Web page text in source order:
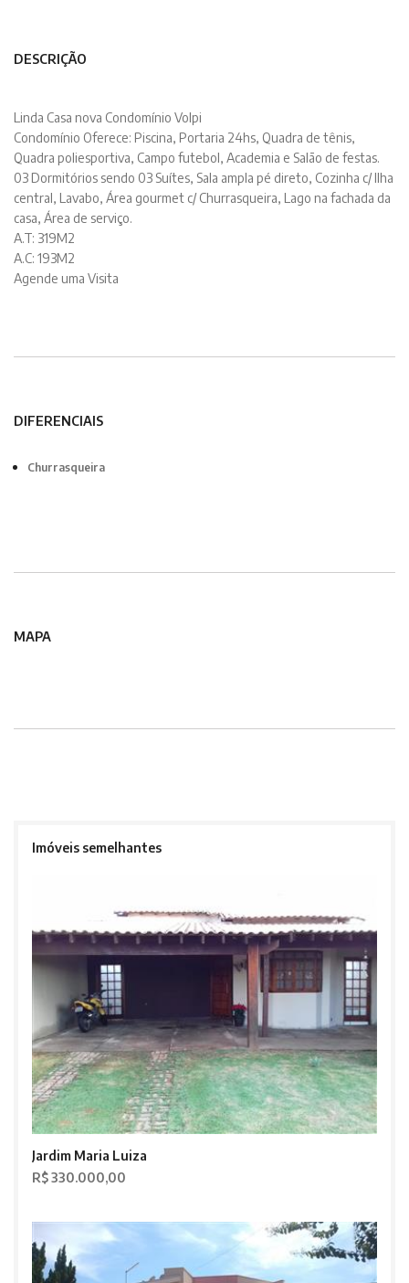
DESCRIÇÃO
Linda Casa nova Condomínio Volpi
Condomínio Oferece: Piscina, Portaria 24hs, Quadra de tênis,
Quadra poliesportiva, Campo futebol, Academia e Salão de festas.
03 Dormitórios sendo 03 Suítes, Sala ampla pé direto, Cozinha c/ Ilha
central, Lavabo, Área gourmet c/ Churrasqueira, Lago na fachada da
casa, Área de serviço.
A.T: 319M2
A.C: 193M2
Agende uma Visita
DIFERENCIAIS
Churrasqueira
MAPA
Imóveis semelhantes
Jardim Maria Luiza
R$ 330.000,00